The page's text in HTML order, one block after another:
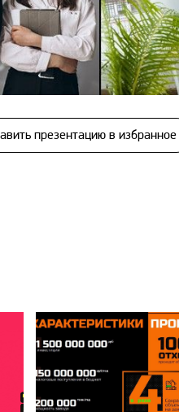
презентацию в избранное